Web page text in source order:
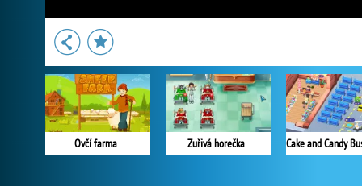
Ovčí farma Zuřivá horečka